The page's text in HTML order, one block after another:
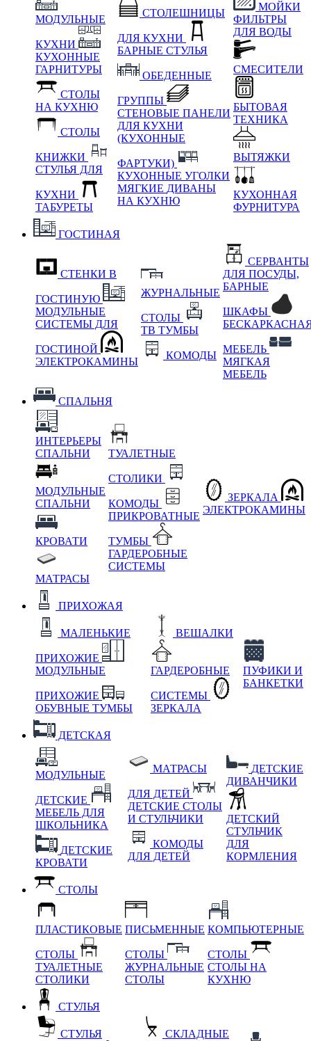
МОДУЛЬНЫЕ
КУХНИ
КУХОННЫЕ
ГАРНИТУРЫ
СТОЛЫ
НА КУХНЮ
СТОЛЫ
КНИЖКИ
СТУЛЬЯ ДЛЯ
КУХНИ
ТАБУРЕТЫ
СТОЛЕШНИЦЫ
ДЛЯ КУХНИ
БАРНЫЕ СТУЛЬЯ
ОБЕДЕННЫЕ
ГРУППЫ
СТЕНОВЫЕ ПАНЕЛИ
ДЛЯ КУХНИ
(КУХОННЫЕ
ФАРТУКИ)
КУХОННЫЕ УГОЛКИ
МЯГКИЕ ДИВАНЫ
НА КУХНЮ
МОЙКИ
ФИЛЬТРЫ
ДЛЯ ВОДЫ
СМЕСИТЕЛИ
БЫТОВАЯ
ТЕХНИКА
ВЫТЯЖКИ
КУХОННАЯ
ФУРНИТУРА
ГОСТИНАЯ
СТЕНКИ В
ГОСТИНУЮ
МОДУЛЬНЫЕ
СИСТЕМЫ ДЛЯ
ГОСТИНОЙ
ЭЛЕКТРОКАМИНЫ
ЖУРНАЛЬНЫЕ
СТОЛЫ
ТВ ТУМБЫ
КОМОДЫ
СЕРВАНТЫ
ДЛЯ ПОСУДЫ,
БАРНЫЕ
ШКАФЫ
МЕБЕЛЬ
МЯГКАЯ
МЕБЕЛЬ
СПАЛЬНЯ
ИНТЕРЬЕРЫ
СПАЛЬНИ
МОДУЛЬНЫЕ
СПАЛЬНИ
КРОВАТИ
МАТРАСЫ
ТУАЛЕТНЫЕ
СТОЛИКИ
КОМОДЫ
ПРИКРОВАТНЫЕ
ТУМБЫ
ГАРДЕРОБНЫЕ
СИСТЕМЫ
ЗЕРКАЛА
ЭЛЕКТРОКАМИНЫ
ПРИХОЖАЯ
МАЛЕНЬКИЕ
ПРИХОЖИЕ
МОДУЛЬНЫЕ
ПРИХОЖИЕ
ОБУВНЫЕ ТУМБЫ
ВЕШАЛКИ
ГАРДЕРОБНЫЕ
СИСТЕМЫ
ЗЕРКАЛА
ПУФИКИ И
БАНКЕТКИ
ДЕТСКАЯ
МОДУЛЬНЫЕ
ДЕТСКИЕ
МЕБЕЛЬ ДЛЯ
ШКОЛЬНИКА
ДЕТСКИЕ
КРОВАТИ
МАТРАСЫ
ДЛЯ ДЕТЕЙ
ДЕТСКИЕ СТОЛЫ
И СТУЛЬЧИКИ
КОМОДЫ
ДЛЯ ДЕТЕЙ
ДЕТСКИЕ
ДИВАНЧИКИ
ДЕТСКИЙ
СТУЛЬЧИК
ДЛЯ
КОРМЛЕНИЯ
СТОЛЫ
ПЛАСТИКОВЫЕ
СТОЛЫ
ТУАЛЕТНЫЕ
СТОЛИКИ
ПИСЬМЕННЫЕ
СТОЛЫ
ЖУРНАЛЬНЫЕ
СТОЛЫ
КОМПЬЮТЕРНЫЕ
СТОЛЫ
СТОЛЫ НА
КУХНЮ
СТУЛЬЯ
СТУЛЬЯ СКЛАДНЫЕ